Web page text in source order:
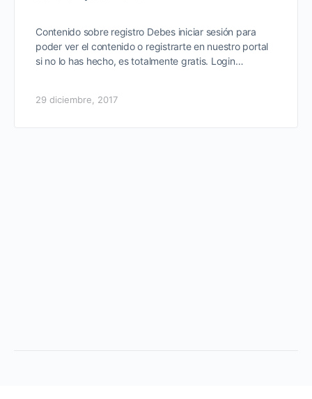
Contenido sobre registro Debes iniciar sesión para
poder ver el contenido o registrarte en nuestro portal
si no lo has hecho, es totalmente gratis. Login…
29 diciembre, 2017